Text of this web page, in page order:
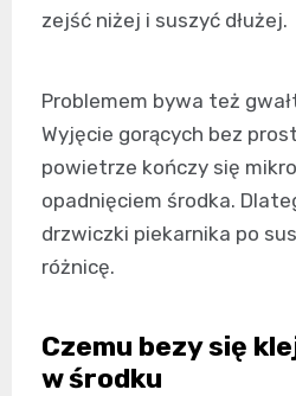
zejść niżej i suszyć dłużej.
Problemem bywa też
Wyjęcie gorących bez
powietrze kończy się
opadnięciem środka.
drzwiczki piekarnika po
różnicę.
Czemu bezy się
w środku